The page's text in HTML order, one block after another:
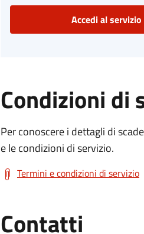
Accedi al servizio
Condizioni di
Per conoscere i dettagli di
e le condizioni di servizio.
Termini e condizioni di servizio
Contatti